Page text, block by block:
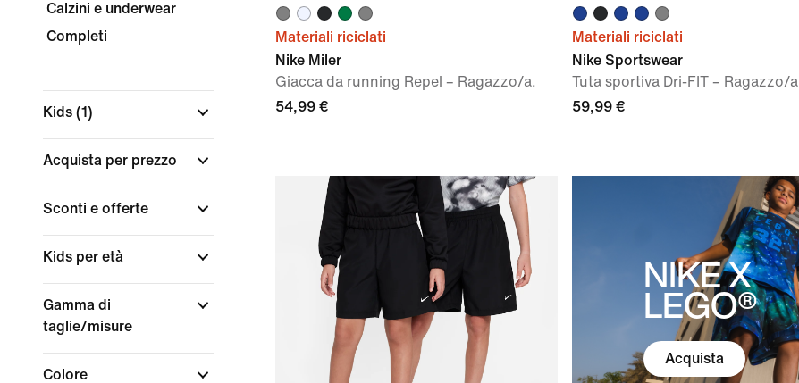
Calzini e underwear
Completi
Kids (1)
Acquista per prezzo
Sconti e offerte
Kids per età
Gamma di
taglie/misure
Colore
Materiali riciclati
Nike Miler
Giacca da running Repel – Ragazzo/a.
54,99 €
Materiali riciclati
Nike Sportswear
Tuta sportiva Dri-FIT – Ragazzo/a
59,99 €
NIKE X
LEGO®
Acquista